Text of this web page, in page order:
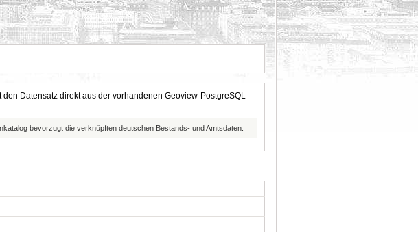
Datensatz direkt aus der vorhandenen Geoview-PostgreSQL-
bevorzugt die verknüpften deutschen Bestands- und Amtsdaten.